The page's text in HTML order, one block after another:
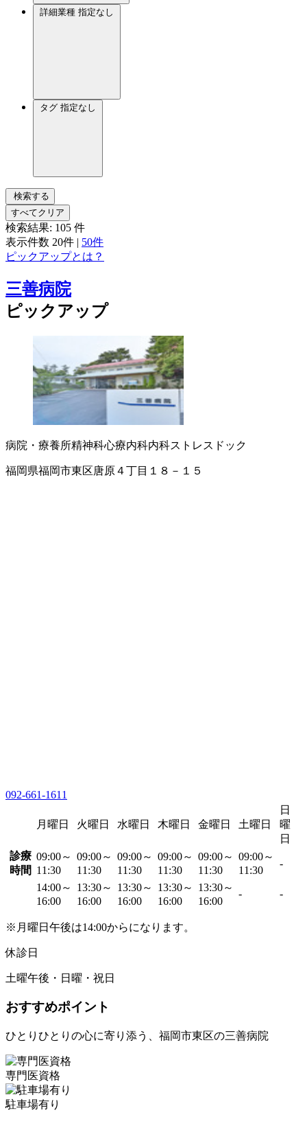
詳細業種 指定なし
タグ 指定なし
検索する
すべてクリア
検索結果: 105 件
表示件数 20件 | 50件
ピックアップとは？
三善病院
ピックアップ
病院・療養所精神科心療内科内科ストレスドック
福岡県福岡市東区唐原４丁目１８－１５
092-661-1611
月曜日 火曜日 水曜日 木曜日 金曜日 土曜日
日
曜
日
診療
時間
09:00～
11:30
09:00～
11:30
09:00～
11:30
09:00～
11:30
09:00～
11:30
09:00～
11:30
-
14:00～
16:00
13:30～
16:00
13:30～
16:00
13:30～
16:00
13:30～
16:00
- -
※月曜日午後は14:00からになります。
休診日
土曜午後・日曜・祝日
おすすめポイント
ひとりひとりの心に寄り添う、福岡市東区の三善病院
専門医資格
駐車場有り